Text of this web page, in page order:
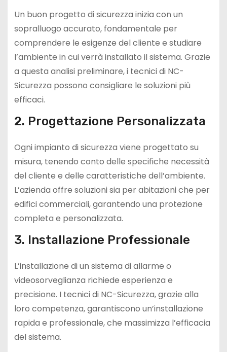
Un buon progetto di sicurezza inizia con un
sopralluogo accurato, fondamentale per
comprendere le esigenze del cliente e studiare
l’ambiente in cui verrà installato il sistema. Grazie
a questa analisi preliminare, i tecnici di NC-
Sicurezza possono consigliare le soluzioni più
efficaci.
2. Progettazione Personalizzata
Ogni impianto di sicurezza viene progettato su
misura, tenendo conto delle specifiche necessità
del cliente e delle caratteristiche dell’ambiente.
L’azienda offre soluzioni sia per abitazioni che per
edifici commerciali, garantendo una protezione
completa e personalizzata.
3. Installazione Professionale
L’installazione di un sistema di allarme o
videosorveglianza richiede esperienza e
precisione. I tecnici di NC-Sicurezza, grazie alla
loro competenza, garantiscono un’installazione
rapida e professionale, che massimizza l’efficacia
del sistema.